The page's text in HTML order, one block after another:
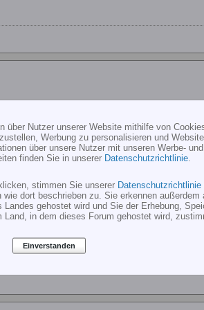
deshalb werden immer unterschiedliche
(groß) das kleine Ritzel ca. 10-
härteren Material gefertigt.
Kräfte.
über Nutzer unserer Website mithilfe von
Werbung zu personalisieren und
über unsere Nutzer mit unseren Werbe-
finden Sie in unserer Datenschutzrichtlinie
stimmen Sie unserer Datenschutzrichtlinie
dort beschrieben zu. Sie erkennen außerdem
gehostet wird und Sie der Erhebung,
Land, in dem dieses Forum gehostet wird,
Einverstanden